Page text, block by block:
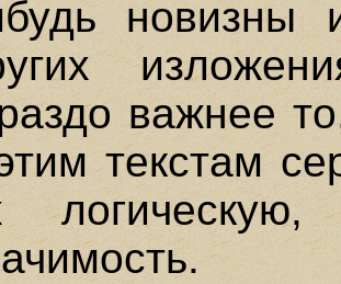
новизны
важнее
текстам